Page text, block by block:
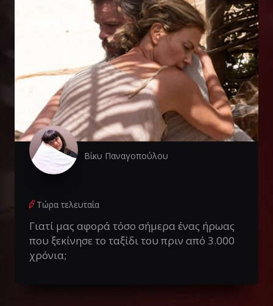
Βίκυ Παναγοπούλου
Τώρα τελευταία
Γιατί μας αφορά τόσο σήμερα ένας ήρωας
που ξεκίνησε το ταξίδι του πριν από 3.000
χρόνια;